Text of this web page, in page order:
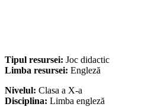
Tipul resursei: Joc didactic
Limba resursei: Engleză
Nivelul: Clasa a X-a
Disciplina: Limba engleză